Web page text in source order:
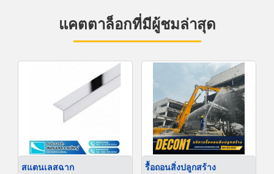
แคตตาล็อกที่มีผู้ชมล่าสุด
สแตนเลสฉาก รื้อถอนสิ่งปลูกสร้าง